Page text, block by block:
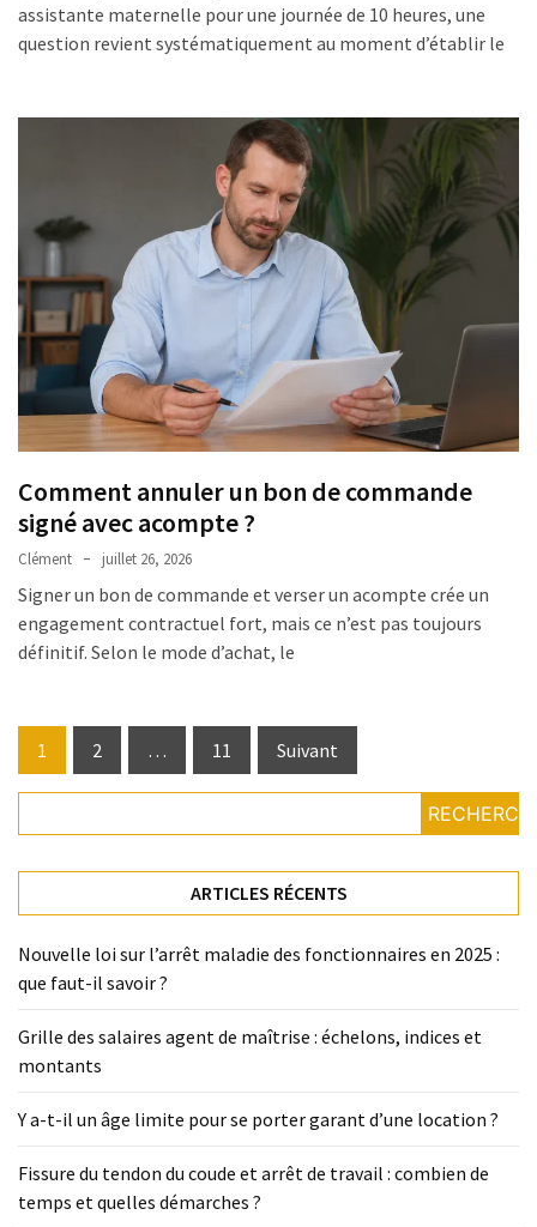
assistante maternelle pour une journée de 10 heures, une
question revient systématiquement au moment d’établir le
Comment annuler un bon de commande
signé avec acompte ?
Clément juillet 26, 2026
Signer un bon de commande et verser un acompte crée un
engagement contractuel fort, mais ce n’est pas toujours
définitif. Selon le mode d’achat, le
Pagination
des
publications
1 2 … 11 Suivant
ARTICLES RÉCENTS
Nouvelle loi sur l’arrêt maladie des fonctionnaires en 2025 :
que faut-il savoir ?
Grille des salaires agent de maîtrise : échelons, indices et
montants
Y a-t-il un âge limite pour se porter garant d’une location ?
Fissure du tendon du coude et arrêt de travail : combien de
temps et quelles démarches ?